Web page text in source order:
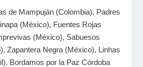
de Mampuján (Colombia), Padres
(México), Fuentes Rojas
(México), Sabuesos
Zapantera Negra (México), Linhas
Bordamos por la Paz Córdoba